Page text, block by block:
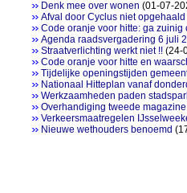
Denk mee over wonen (01-07-
Afval door Cyclus niet
Code oranje voor hitte: ga zuinig
Agenda raadsvergadering 6 juli
Straatverlichting werkt niet !!(24-
Code oranje voor hitte en
Tijdelijke openingstijden
Nationaal Hitteplan vanaf
Werkzaamheden paden
Overhandiging tweede
Verkeersmaatregelen
Nieuwe wethouders benoemd